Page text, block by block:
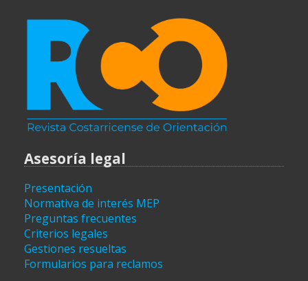
Asesoría legal
Presentación
Normativa de interés MEP
Preguntas frecuentes
Criterios legales
Gestiones resueltas
Formularios para reclamos